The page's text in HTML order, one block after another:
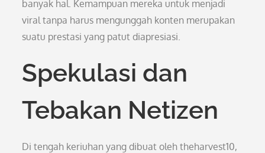
banyak hal. Kemampuan mereka untuk menjadi
viral tanpa harus mengunggah konten merupakan
suatu prestasi yang patut diapresiasi.
Spekulasi dan
Tebakan Netizen
Di tengah keriuhan yang dibuat oleh theharvest10,